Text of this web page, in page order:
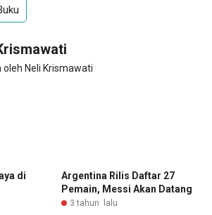
oleh Neli Krismawati
di
Argentina Rilis Daftar 27
Pemain, Messi Akan Datang
3 tahun lalu